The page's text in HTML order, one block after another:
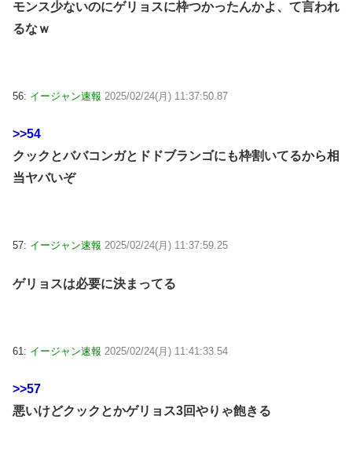
モンス少ないのにゲリョスに枠つかったんかよ、て言われ
るなｗ
56: イージャン速報 2025/02/24(月) 11:37:50.87
>>54
クックとババコンガとドドブランゴにも枠割いてるから相
当ヤバいぞ
57: イージャン速報 2025/02/24(月) 11:37:59.25
ゲリョスは必要に決まってる
61: イージャン速報 2025/02/24(月) 11:41:33.54
>>57
悪いけどクックとかゲリョス3回やりゃ飽きる